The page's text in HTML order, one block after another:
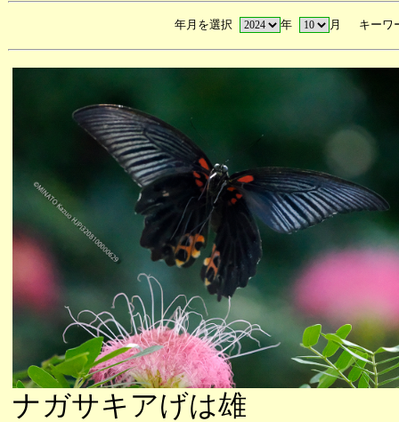
年月を選択 年 月 キーワ
ナガサキアげは雄